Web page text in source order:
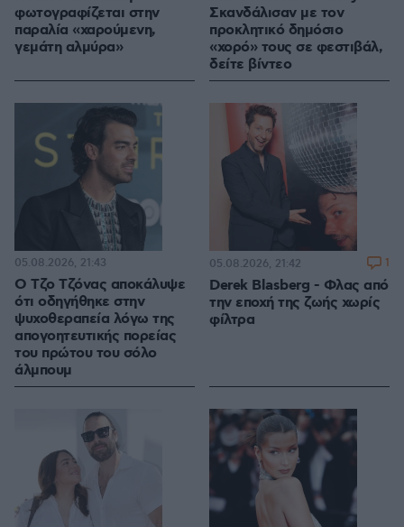
φωτογραφίζεται στην
παραλία «χαρούμενη,
γεμάτη αλμύρα»
Σκανδάλισαν με τον
προκλητικό δημόσιο
«χορό» τους σε φεστιβάλ,
δείτε βίντεο
Ο Τζο Τζόνας αποκάλυψε
ότι οδηγήθηκε στην
ψυχοθεραπεία λόγω της
απογοητευτικής πορείας
του πρώτου του σόλο
άλμπουμ
05.08.2026, 21:43
Derek Blasberg - Φλας από
την εποχή της ζωής χωρίς
φίλτρα
05.08.2026, 21:42 1